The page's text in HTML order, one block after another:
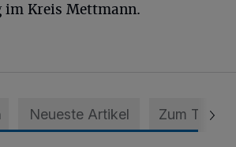
im Kreis Mettmann.
Neueste Artikel Zum Thema